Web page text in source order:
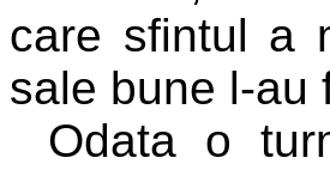
care sfintul a
sale bune l-au
Odata o